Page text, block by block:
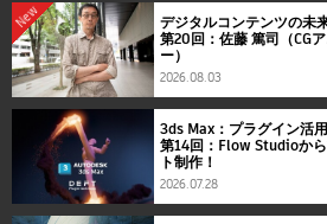
New
デジタルコンテンツの未
第20回：佐藤 篤司（CG
ー）
2026.08.03
3ds Max：プラグイン活
第14回：Flow Studioか
ト制作！
2026.07.28